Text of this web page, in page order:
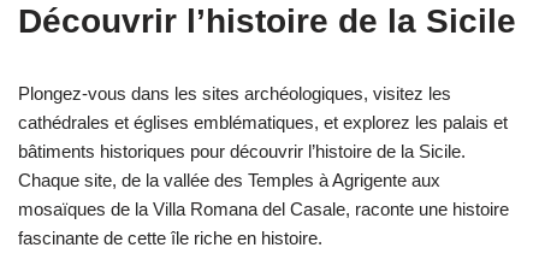
Découvrir l’histoire de la Sicile
Plongez-vous dans les sites archéologiques, visitez les
cathédrales et églises emblématiques, et explorez les palais et
bâtiments historiques pour découvrir l’histoire de la Sicile.
Chaque site, de la vallée des Temples à Agrigente aux
mosaïques de la Villa Romana del Casale, raconte une histoire
fascinante de cette île riche en histoire.